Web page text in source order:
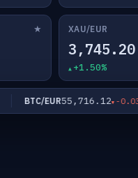
★ XAU/EUR
3,745.20
+1.50%
BTC/EUR55,716.12 -0.03%